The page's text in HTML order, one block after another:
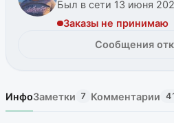
Был в сети 13 июня
Заказы не принимаю
Сообщения
ИнфоЗаметки 7 Комментарии